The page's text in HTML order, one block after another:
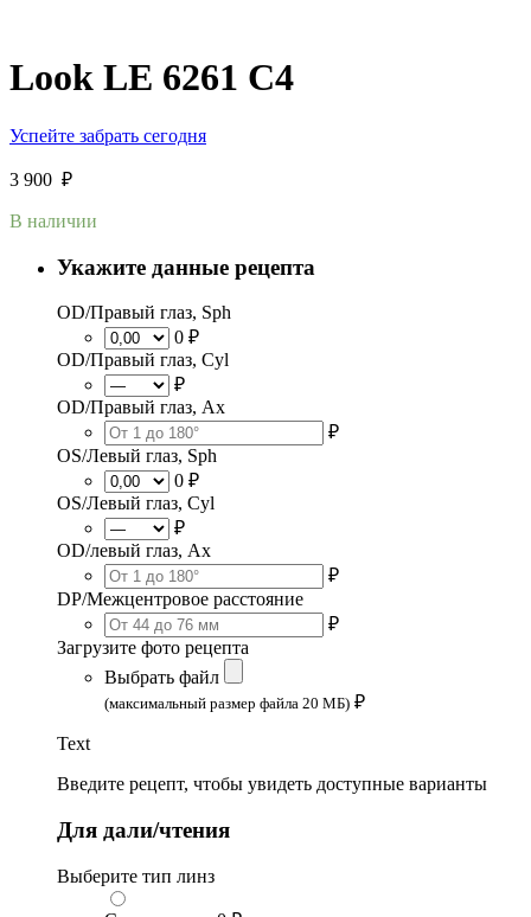
Look LE 6261 C4
Успейте забрать сегодня
3 900 ₽
В наличии
Укажите данные рецепта
OD/Правый глаз, Sph
0 ₽
OD/Правый глаз, Cyl
₽
OD/Правый глаз, Ax
₽
OS/Левый глаз, Sph
0 ₽
OS/Левый глаз, Cyl
₽
OD/левый глаз, Ax
₽
DP/Межцентровое расстояние
₽
Загрузите фото рецепта
Выбрать файл
(максимальный размер файла 20 МБ) ₽
Text
Введите рецепт, чтобы увидеть доступные варианты
Для дали/чтения
Выберите тип линз